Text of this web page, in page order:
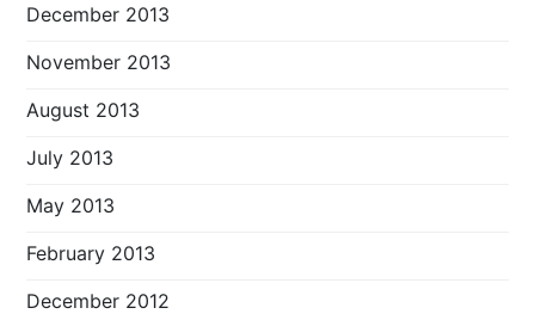
December 2013
November 2013
August 2013
July 2013
May 2013
February 2013
December 2012